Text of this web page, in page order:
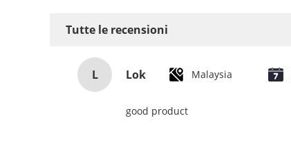
Tutte le recensioni
L Lok Malaysia
good product